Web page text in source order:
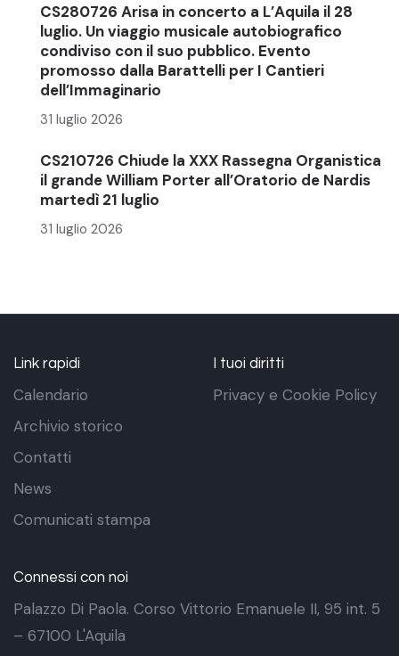
CS280726 Arisa in concerto a L’Aquila il 28
luglio. Un viaggio musicale autobiografico
condiviso con il suo pubblico. Evento
promosso dalla Barattelli per I Cantieri
dell’Immaginario
31 luglio 2026
CS210726 Chiude la XXX Rassegna Organistica
il grande William Porter all’Oratorio de Nardis
martedì 21 luglio
31 luglio 2026
Link rapidi
Calendario
Archivio storico
Contatti
News
Comunicati stampa
I tuoi diritti
Privacy e Cookie Policy
Connessi con noi
Palazzo Di Paola. Corso Vittorio Emanuele II, 95 int. 5
– 67100 L'Aquila